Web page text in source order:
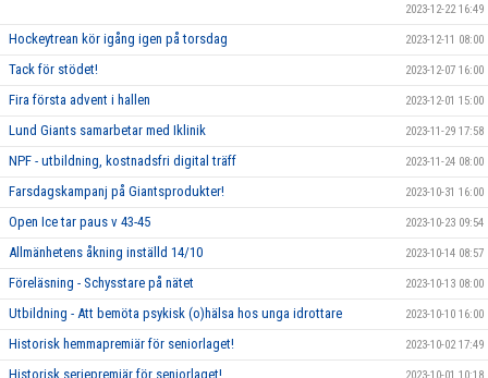
2023-12-22 16:49
Hockeytrean kör igång igen på torsdag 2023-12-11 08:00
Tack för stödet! 2023-12-07 16:00
Fira första advent i hallen 2023-12-01 15:00
Lund Giants samarbetar med Iklinik 2023-11-29 17:58
NPF - utbildning, kostnadsfri digital träff 2023-11-24 08:00
Farsdagskampanj på Giantsprodukter! 2023-10-31 16:00
Open Ice tar paus v 43-45 2023-10-23 09:54
Allmänhetens åkning inställd 14/10 2023-10-14 08:57
Föreläsning - Schysstare på nätet 2023-10-13 08:00
Utbildning - Att bemöta psykisk (o)hälsa hos unga idrottare 2023-10-10 16:00
Historisk hemmapremiär för seniorlaget! 2023-10-02 17:49
Historisk seriepremiär för seniorlaget! 2023-10-01 10:18